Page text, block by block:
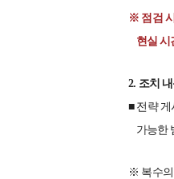
※ 점검
현실 시
2. 조치
■ 전략
가능한
※ 복수의